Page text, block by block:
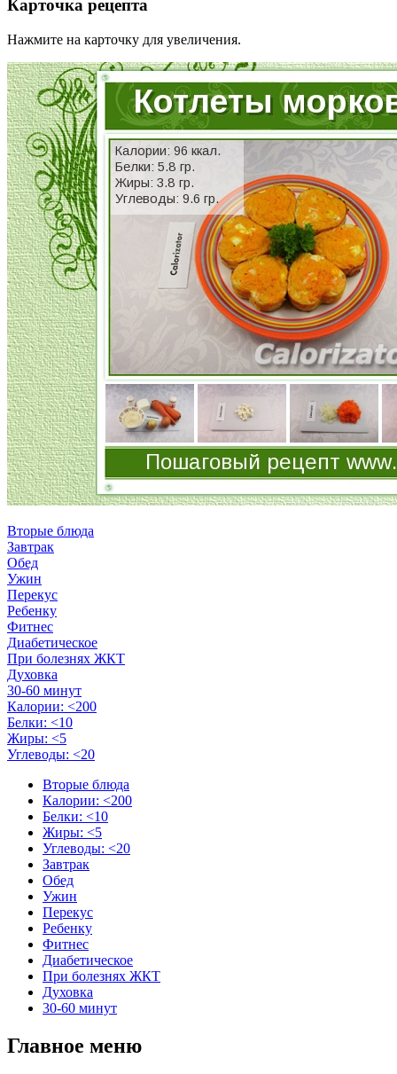
Карточка рецепта
Нажмите на карточку для увеличения.
Вторые блюда
Завтрак
Обед
Ужин
Перекус
Ребенку
Фитнес
Диабетическое
При болезнях ЖКТ
Духовка
30-60 минут
Калории: <200
Белки: <10
Жиры: <5
Углеводы: <20
Вторые блюда
Калории: <200
Белки: <10
Жиры: <5
Углеводы: <20
Завтрак
Обед
Ужин
Перекус
Ребенку
Фитнес
Диабетическое
При болезнях ЖКТ
Духовка
30-60 минут
Главное меню